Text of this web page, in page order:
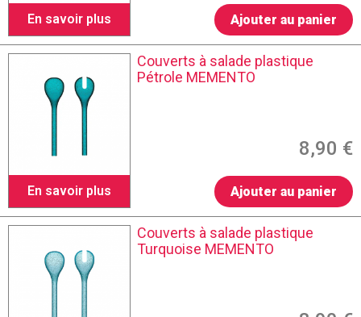
En savoir plus Ajouter au panier
En savoir plus
Couverts à salade plastique
Pétrole MEMENTO
8,90 €
Ajouter au panier
Couverts à salade plastique
Turquoise MEMENTO